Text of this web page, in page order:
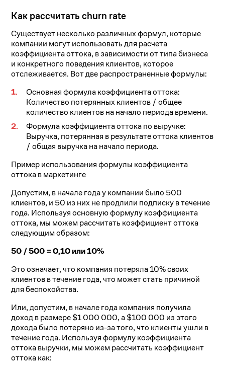
Как рассчитать churn rate
Существует несколько различных формул, которые
компании могут использовать для расчета
коэффициента оттока, в зависимости от типа бизнеса
и конкретного поведения клиентов, которое
отслеживается. Вот две распространенные формулы:
Основная формула коэффициента оттока:
Количество потерянных клиентов / общее
количество клиентов на начало периода времени.
Формула коэффициента оттока по выручке:
Выручка, потерянная в результате оттока клиентов
/ общая выручка на начало периода.
Пример использования формулы коэффициента
оттока в маркетинге
Допустим, в начале года у компании было 500
клиентов, и 50 из них не продлили подписку в течение
года. Используя основную формулу коэффициента
оттока, мы можем рассчитать коэффициент оттока
следующим образом:
50 / 500 = 0,10 или 10%
Это означает, что компания потеряла 10% своих
клиентов в течение года, что может стать причиной
для беспокойства.
Или, допустим, в начале года компания получила
доход в размере $1 000 000, а $100 000 из этого
дохода было потеряно из-за того, что клиенты ушли в
течение года. Используя формулу коэффициента
оттока выручки, мы можем рассчитать коэффициент
оттока как: